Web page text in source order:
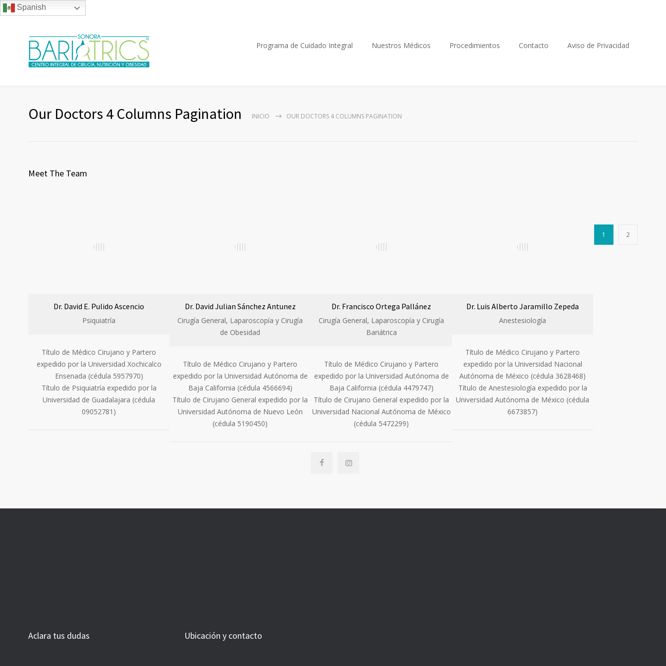
Spanish
Programa de Cuidado Integral Nuestros Médicos Procedimientos Contacto Aviso de Privacidad
Our Doctors 4 Columns Pagination INICIO OUR DOCTORS 4 COLUMNS PAGINATION
Meet The Team
Dr. David E. Pulido Ascencio
Psiquiatría
Título de Médico Cirujano y Partero
expedido por la Universidad Xochicalco
Ensenada (cédula 5957970)
Título de Psiquiatría expedido por la
Universidad de Guadalajara (cédula
09052781)
Dr. David Julian Sánchez Antunez
Cirugía General, Laparoscopía y Cirugía
de Obesidad
Título de Médico Cirujano y Partero
expedido por la Universidad Autónoma de
Baja California (cédula 4566694)
Título de Cirujano General expedido por la
Universidad Autónoma de Nuevo León
(cédula 5190450)
Dr. Francisco Ortega Pallánez
Cirugía General, Laparoscopía y Cirugía
Bariátrica
Título de Médico Cirujano y Partero
expedido por la Universidad Autónoma de
Baja California (cédula 4479747)
Título de Cirujano General expedido por la
Universidad Nacional Autónoma de México
(cédula 5472299)
Dr. Luis Alberto Jaramillo Zepeda
Anestesiología
Título de Médico Cirujano y Partero
expedido por la Universidad Nacional
Autónoma de México (cédula 3628468)
Título de Anestesiología expedido por la
Universidad Autónoma de México (cédula
6673857)
1 2
Aclara tus dudas Ubicación y contacto